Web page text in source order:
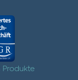
Produkte